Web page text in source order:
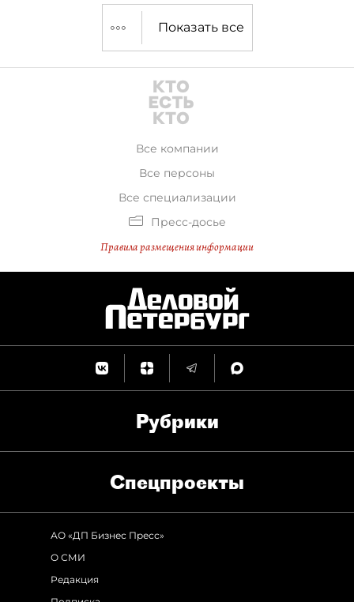
Показать все
Все компании
Все персоны
Все специализации
Пресс-досье
Правила размещения информации
Рубрики
Спец­проекты
АО «ДП Бизнес Пресс»
О СМИ
Редакция